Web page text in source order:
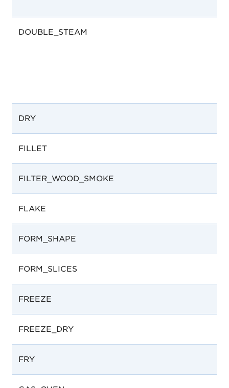
DOUBLE_STEAM
DRY
FILLET
FILTER_WOOD_SMOKE
FLAKE
FORM_SHAPE
FORM_SLICES
FREEZE
FREEZE_DRY
FRY